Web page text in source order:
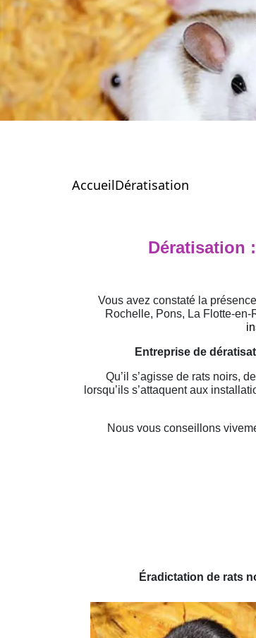
AccueilDératisation
Dératisation
Vous avez constaté la
Rochelle, Pons, La Flotte-
Entreprise de
Qu’il s’agisse de rats noirs,
lorsqu’ils s’attaquent aux
Nous vous conseillons
Éradictation de rats